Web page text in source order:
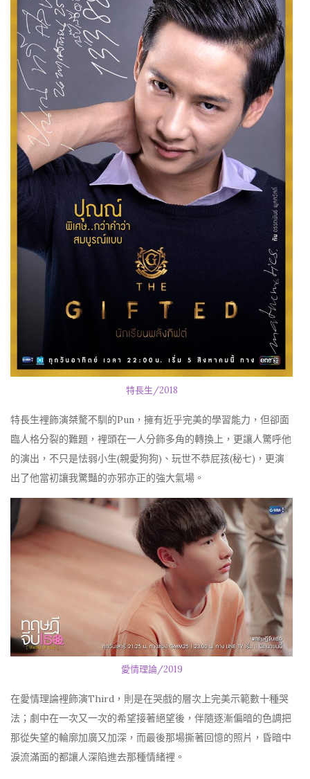
特長生/2018
特長生裡飾演桀驁不馴的Pun，擁有近乎完美的學習能力，但卻面
臨人格分裂的難題，裡頭在一人分飾多角的轉換上，更讓人驚呼他
的演出，不只是怯弱小生(親愛狗狗)、玩世不恭屁孩(秘七)，更演
出了他當初讓我驚豔的亦邪亦正的強大氣場。
愛情理論/2019
在愛情理論裡飾演Third，則是在哭戲的層次上完美示範數十種哭
法；劇中在一次又一次的希望接著絕望後，伴隨逐漸偏暗的色調把
那從失望的輪廓加廣又加深，而最後那場撕著回憶的照片，昏暗中
淚流滿面的都讓人深陷進去那種情緒裡。